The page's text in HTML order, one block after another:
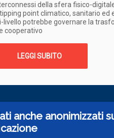
della sfera fisico-
point climatico, sanitario ed
potrebbe governare la
cooperativo
LEGGI SUBITO
anche anonimizzati